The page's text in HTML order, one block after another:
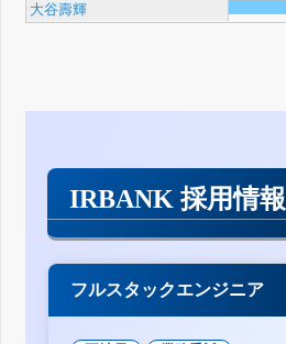
大谷壽輝
IRBANK 採用情報
フルスタックエンジニア